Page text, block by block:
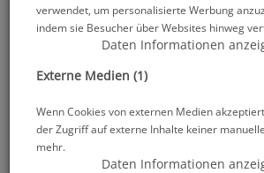
verwendet, um personalisierte Werbung
indem sie Besucher über Websites hinweg
Daten Informationen
Externe Medien (1)
Wenn Cookies von externen Medien
der Zugriff auf externe Inhalte keiner
mehr.
Daten Informationen